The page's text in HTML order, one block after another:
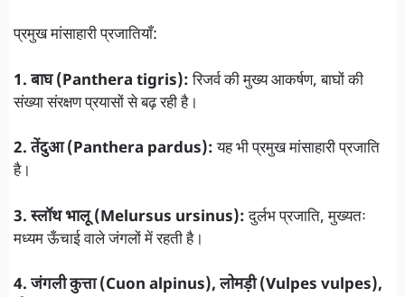
प्रमुख मांसाहारी प्रजातियाँ:
1. बाघ (Panthera tigris):रिजर्व की मुख्य आकर्षण, बाघों की
संख्या संरक्षण प्रयासों से बढ़ रही है।
2. तेंदुआ (Panthera pardus):यह भी प्रमुख मांसाहारी प्रजाति
है।
3. स्लॉथ भालू (Melursus ursinus):दुर्लभ प्रजाति, मुख्यतः
मध्यम ऊँचाई वाले जंगलों में रहती है।
4. जंगली कुत्ता (Cuon alpinus), लोमड़ी (Vulpes vulpes),